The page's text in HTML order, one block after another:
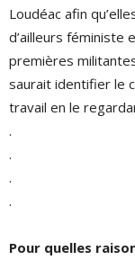
Loudéac afin
d’ailleurs féministe
premières
saurait identifier le
travail en le
.
.
.
.
Pour quelles